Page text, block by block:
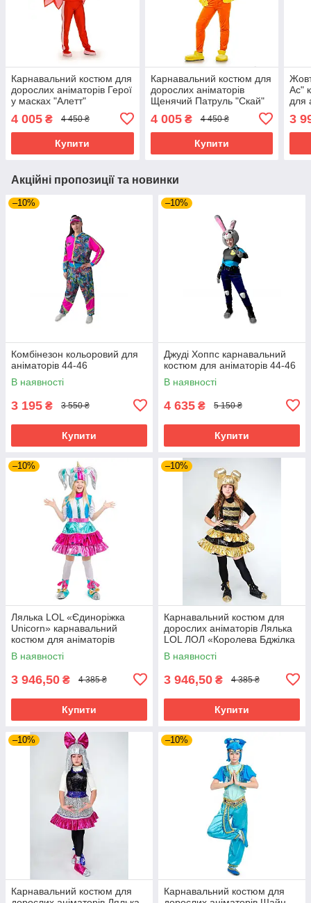
Карнавальний костюм для
дорослих аніматорів Герої
у масках "Алетт"
4 005 ₴ 4 450 ₴
Купити
Карнавальний костюм для
дорослих аніматорів
Щенячий Патруль "Скай"
4 005₴ 4 450 ₴
Купити
Ас"
для
3
Акційні пропозиції та новинки
–10%
Комбінезон кольоровий для
аніматорів 44-46
В наявності
3 195 ₴ 3 550 ₴
Купити
–10%
Джуді Хоппс карнавальний
костюм для аніматорів 44-46
В наявності
4 635 ₴ 5 150 ₴
Купити
–10%
Лялька LOL «Єдиноріжка
Unicorn» карнавальний
костюм для аніматорів
В наявності
3 946,50 ₴ 4 385 ₴
Купити
–10%
Карнавальний костюм для
дорослих аніматорів Лялька
LOL ЛОЛ «Королева Бджілка
(Queen Bee)»
В наявності
3 946,50 ₴ 4 385 ₴
Купити
–10%
Карнавальний костюм для
–10%
Карнавальний костюм для